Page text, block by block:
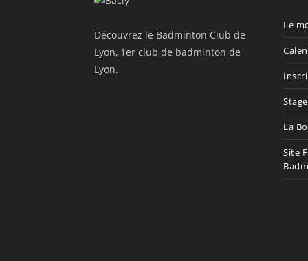
Découvrez le Badminton Club de
Lyon, 1er club de badminton de
Lyon.
Le
La
Site